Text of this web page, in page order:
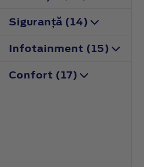
Siguranţă (14)
Infotainment (15)
Confort (17)